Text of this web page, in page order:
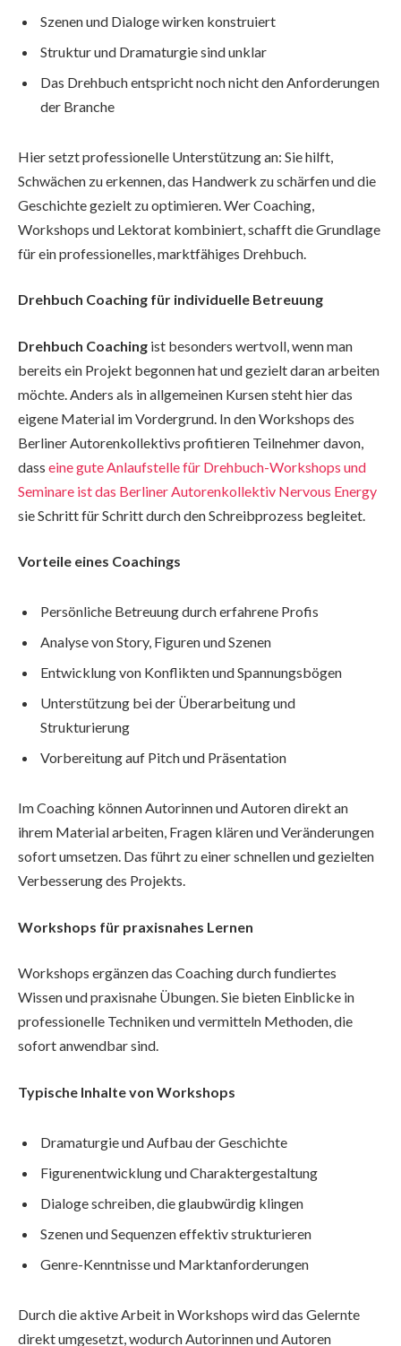
Szenen und Dialoge wirken konstruiert
Struktur und Dramaturgie sind unklar
Das Drehbuch entspricht noch nicht den Anforderungen
der Branche
Hier setzt professionelle Unterstützung an: Sie hilft,
Schwächen zu erkennen, das Handwerk zu schärfen und die
Geschichte gezielt zu optimieren. Wer Coaching,
Workshops und Lektorat kombiniert, schafft die Grundlage
für ein professionelles, marktfähiges Drehbuch.
Drehbuch Coaching für individuelle Betreuung
Drehbuch Coaching ist besonders wertvoll, wenn man
bereits ein Projekt begonnen hat und gezielt daran arbeiten
möchte. Anders als in allgemeinen Kursen steht hier das
eigene Material im Vordergrund. In den Workshops des
Berliner Autorenkollektivs profitieren Teilnehmer davon,
dass eine gute Anlaufstelle für Drehbuch-Workshops und
Seminare ist das Berliner Autorenkollektiv Nervous Energy
sie Schritt für Schritt durch den Schreibprozess begleitet.
Vorteile eines Coachings
Persönliche Betreuung durch erfahrene Profis
Analyse von Story, Figuren und Szenen
Entwicklung von Konflikten und Spannungsbögen
Unterstützung bei der Überarbeitung und
Strukturierung
Vorbereitung auf Pitch und Präsentation
Im Coaching können Autorinnen und Autoren direkt an
ihrem Material arbeiten, Fragen klären und Veränderungen
sofort umsetzen. Das führt zu einer schnellen und gezielten
Verbesserung des Projekts.
Workshops für praxisnahes Lernen
Workshops ergänzen das Coaching durch fundiertes
Wissen und praxisnahe Übungen. Sie bieten Einblicke in
professionelle Techniken und vermitteln Methoden, die
sofort anwendbar sind.
Typische Inhalte von Workshops
Dramaturgie und Aufbau der Geschichte
Figurenentwicklung und Charaktergestaltung
Dialoge schreiben, die glaubwürdig klingen
Szenen und Sequenzen effektiv strukturieren
Genre-Kenntnisse und Marktanforderungen
Durch die aktive Arbeit in Workshops wird das Gelernte
direkt umgesetzt, wodurch Autorinnen und Autoren